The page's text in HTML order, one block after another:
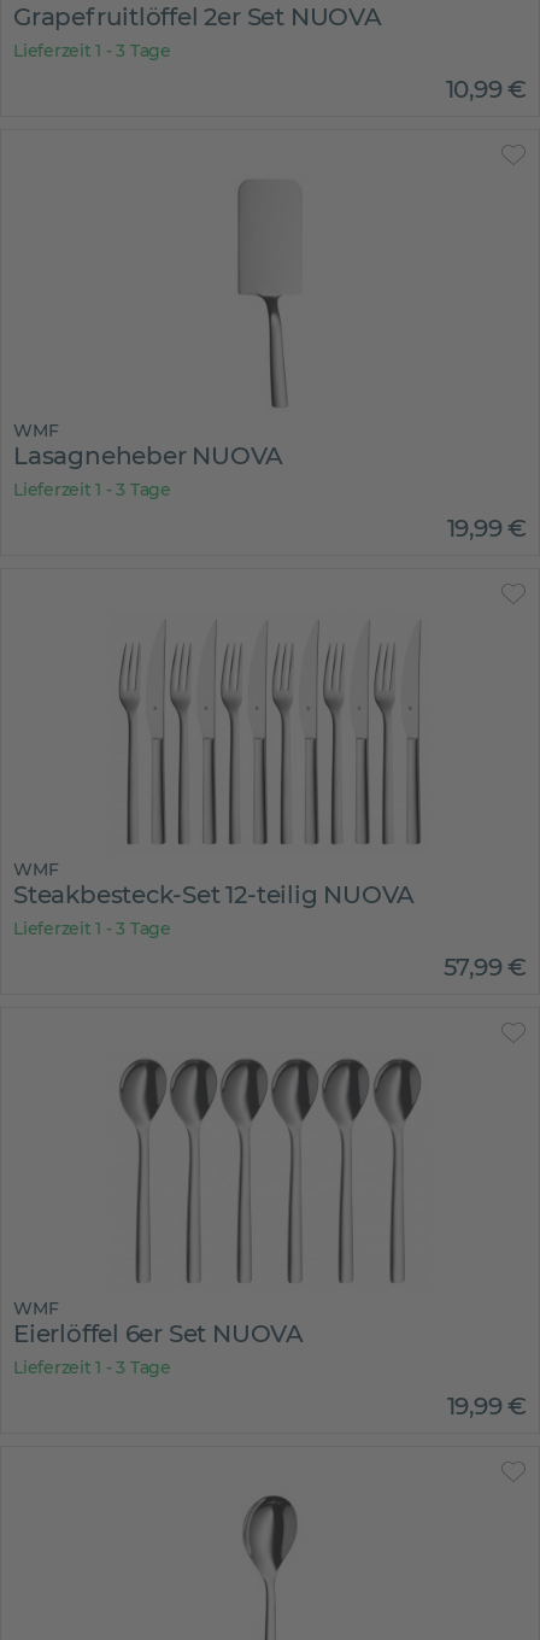
Grapefruitlöffel 2er Set NUOVA
Lieferzeit 1 - 3 Tage
10,99€
WMF
Lasagneheber NUOVA
Lieferzeit 1 - 3 Tage
19,99€
WMF
Steakbesteck-Set 12-teilig NUOVA
Lieferzeit 1 - 3 Tage
57,99€
WMF
Eierlöffel 6er Set NUOVA
Lieferzeit 1 - 3 Tage
19,99€